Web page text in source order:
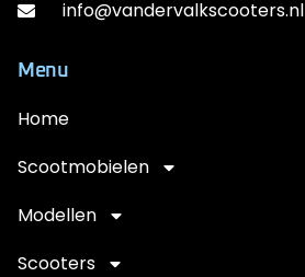
info@vandervalkscooters.nl
Menu
Home
Scootmobielen
Modellen
Scooters